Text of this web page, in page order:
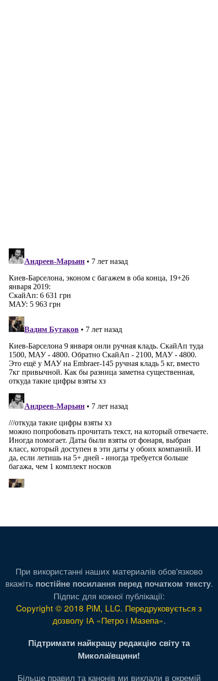
При використанні наших материалів обов'язково
вкажіть постійне посилання перед початком тексту.
Підпис для кожної публікації:
Copyright © 2018 PiM, LLC. Передруковується з
дозволу ІА «Петро і Мазепа».
Підтримати найкращу редакцію світу та
Миколаївщини!
Більше правил та канонів ми виклали в окремій